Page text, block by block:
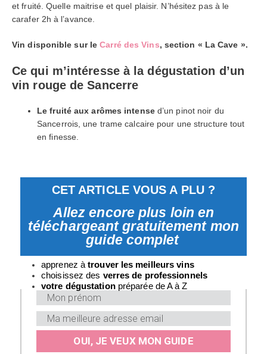
et fruité. Quelle maitrise et quel plaisir. N’hésitez pas à le
carafer 2h à l’avance.
Vin disponible sur le Carré des Vins, section « La Cave ».
Ce qui m’intéresse à la dégustation d’un
vin rouge de Sancerre
Le fruité aux arômes intensed’un pinot noir du
Sancerrois, une trame calcaire pour une structure tout
en finesse.
CET ARTICLE VOUS A PLU ?
Allez encore plus loin en
téléchargeant gratuitement mon
guide complet
apprenez à trouver les meilleurs vins
choisissez des verres de professionnels
votre dégustation préparée de A à Z
OUI, JE VEUX MON GUIDE